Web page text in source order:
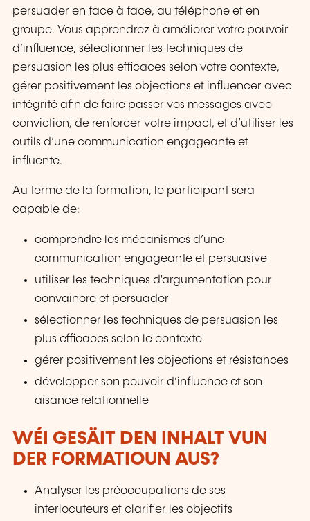
persuader en face à face, au téléphone et en
groupe. Vous apprendrez à améliorer votre pouvoir
d’influence, sélectionner les techniques de
persuasion les plus efficaces selon votre contexte,
gérer positivement les objections et influencer avec
intégrité afin de faire passer vos messages avec
conviction, de renforcer votre impact, et d’utiliser les
outils d’une communication engageante et
influente.
Au terme de la formation, le participant sera
capable de:
comprendre les mécanismes d’une
communication engageante et persuasive
utiliser les techniques d'argumentation pour
convaincre et persuader
sélectionner les techniques de persuasion les
plus efficaces selon le contexte
gérer positivement les objections et résistances
développer son pouvoir d’influence et son
aisance relationnelle
WÉI GESÄIT DEN INHALT VUN
DER FORMATIOUN AUS?
Analyser les préoccupations de ses
interlocuteurs et clarifier les objectifs